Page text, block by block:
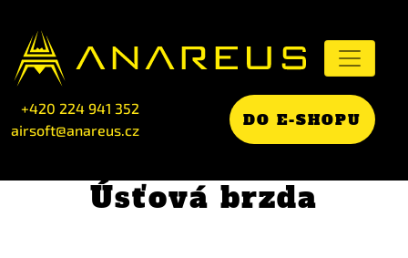
+420 224 941 352
airsoft@anareus.cz
DO E-SHOPU
Úsťová brzda